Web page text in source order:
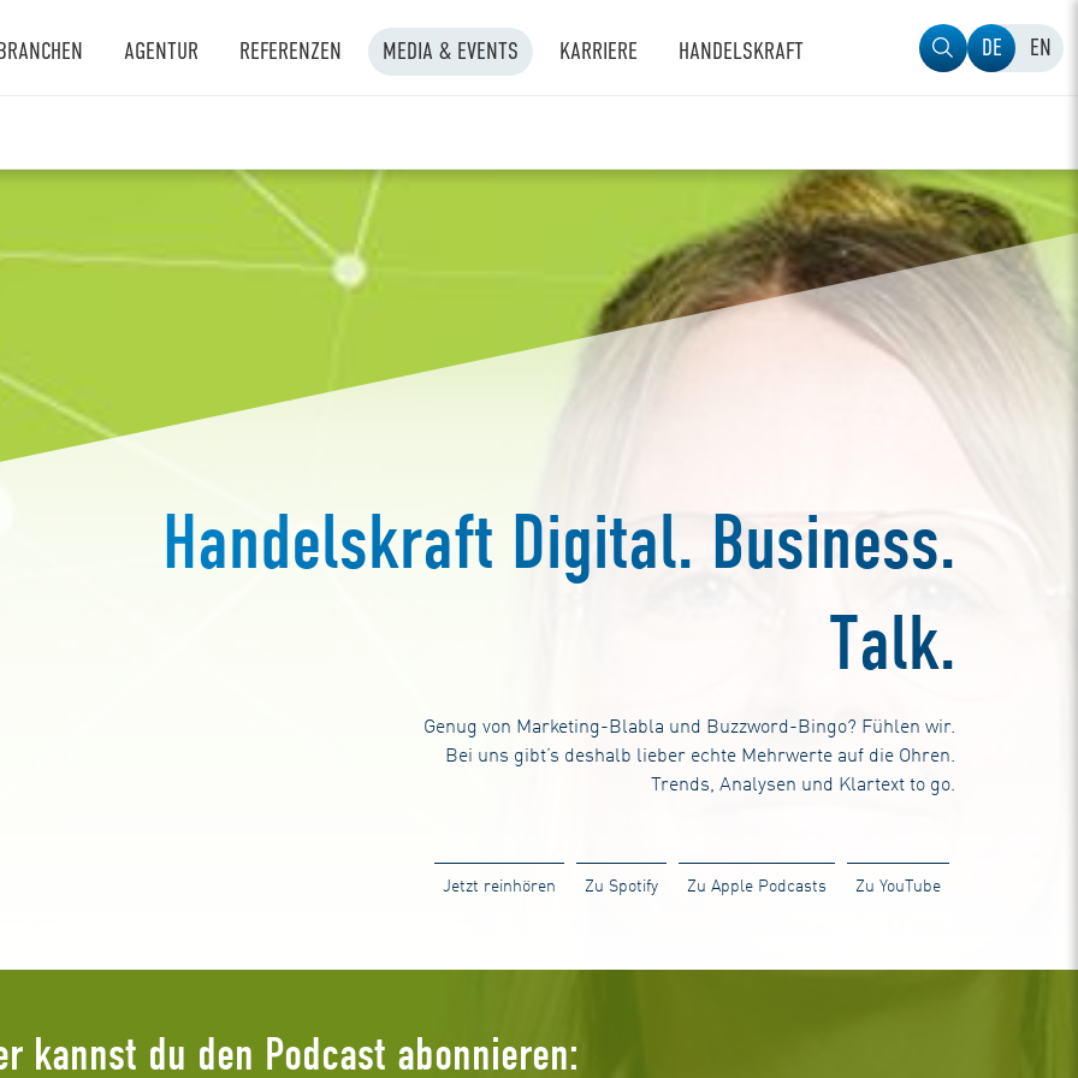
AGENTUR REFERENZEN MEDIA & EVENTS KARRIERE HANDELSKRAFT DE EN
Handelskraft Digital. Business.
Talk.
Genug von Marketing-Blabla und Buzzword-Bingo? Fühlen wir.
Bei uns gibt’s deshalb lieber echte Mehrwerte auf die Ohren.
Trends, Analysen und Klartext to go.
Zu YouTube
Zu Apple Podcasts
Zu Spotify
Jetzt reinhören
kannst du den Podcast abonnieren: